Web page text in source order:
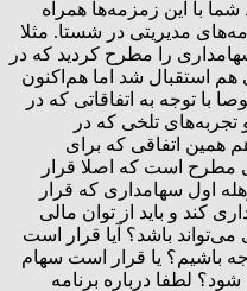
با این زمزمه‌ها همراه
مدیریتی در شستا. مثلا
را مطرح کردید که در
هم استقبال شد اما هم‌اکنون
توجه به اتفاقاتی که در
تجربه‌های تلخی که در
همین اتفاقی که برای
مطرح است که اصلا قرار
اول سهامداری که قرار
کند و باید از توان مالی
باشد؟ آیا قرار است
باشیم؟ یا قرار است سهام
لطفا درباره برنامه